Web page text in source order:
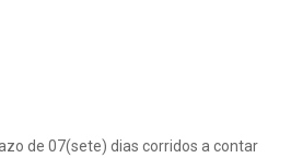
de 07(sete) dias corridos a contar